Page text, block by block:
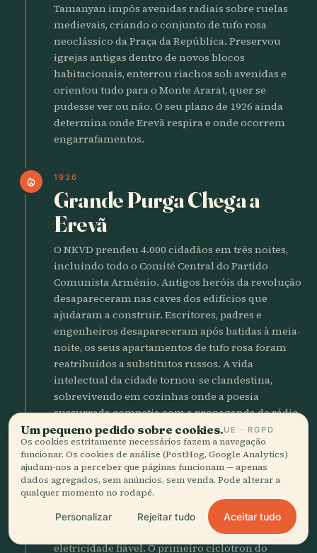
Tamanyan impôs avenidas radiais sobre ruelas
medievais, criando o conjunto de tufo rosa
neoclássico da Praça da República. Preservou
igrejas antigas dentro de novos blocos
habitacionais, enterrou riachos sob avenidas e
orientou tudo para o Monte Ararat, quer se
pudesse ver ou não. O seu plano de 1926 ainda
determina onde Erevã respira e onde ocorrem
engarrafamentos.
local_fire_department 1936
Grande Purga Chega a
Erevã
O NKVD prendeu 4.000 cidadãos em três noites,
incluindo todo o Comité Central do Partido
Comunista Arménio. Antigos heróis da revolução
desapareceram nas caves dos edifícios que
ajudaram a construir. Escritores, padres e
engenheiros desapareceram após batidas à meia-
noite, os seus apartamentos de tufo rosa foram
reatribuídos a substitutos russos. A vida
intelectual da cidade tornou-se clandestina,
sobrevivendo em cozinhas onde a poesia
sussurrada competia com a propaganda de rádio.
science 1941
Abre o Instituto de Física
Artem Alikhanian fundou o Instituto de Física de
Erevã num mosteiro convertido, trazendo a
investigação nuclear para uma cidade sem
eletricidade fiável. O primeiro cíclotron do
Um pequeno pedido sobre cookies.UE · RGPD
Os cookies estritamente necessários fazem a navegação
funcionar. Os cookies de análise (PostHog, Google Analytics)
ajudam-nos a perceber que páginas funcionam — apenas
dados agregados, sem anúncios, sem venda. Pode alterar a
qualquer momento no rodapé.
Personalizar Rejeitar tudo Aceitar tudo